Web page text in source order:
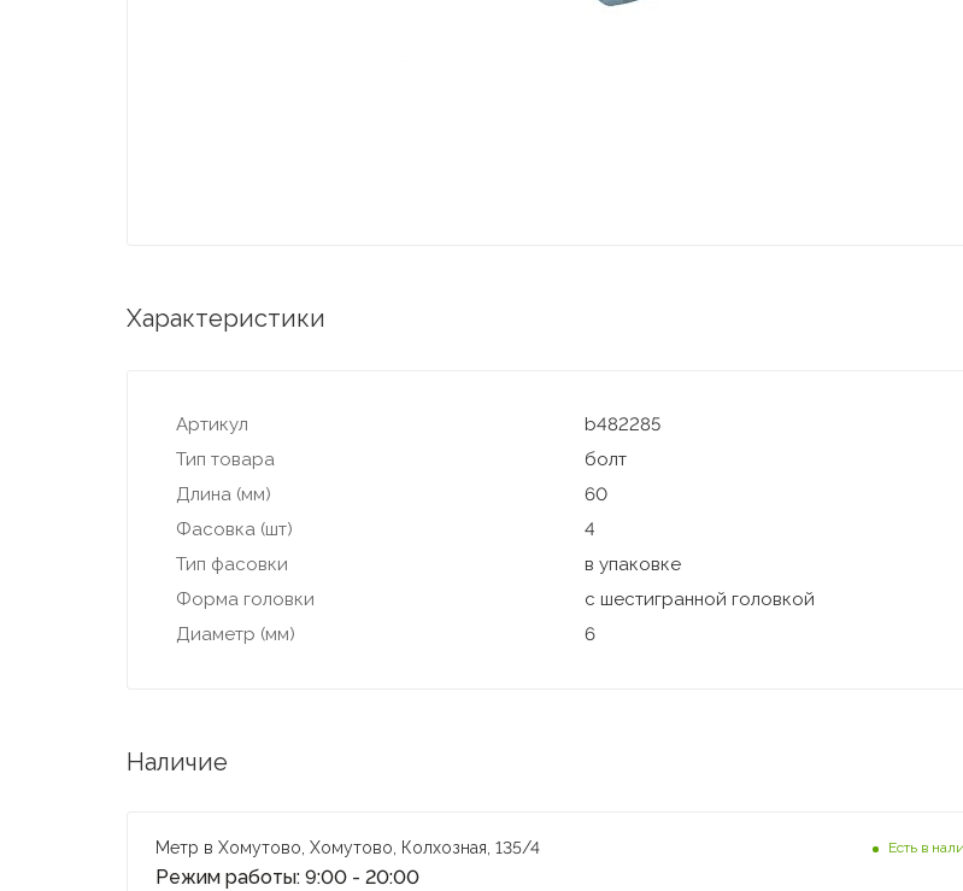
Характеристики
Артикул
b482285
Тип товара
болт
Длина (мм)
60
Фасовка (шт)
4
Тип фасовки
в упаковке
Форма головки
с шестигранной головкой
Диаметр (мм)
6
Наличие
Метр в Хомутово, Хомутово, Колхозная, 135/4
Режим работы: 9:00 - 20:00
Есть в